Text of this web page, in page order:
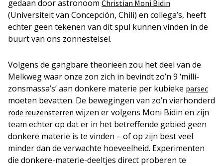
gedaan door astronoom Christian Moni Bidin
(Universiteit van Concepción, Chili) en collega’s, heeft
echter geen tekenen van dit spul kunnen vinden in de
buurt van ons zonnestelsel.
Volgens de gangbare theorieën zou het deel van de
Melkweg waar onze zon zich in bevindt zo’n 9 ‘milli-
zonsmassa’s’ aan donkere materie per kubieke parsec
moeten bevatten. De bewegingen van zo’n vierhonderd
rode reuzensterren wijzen er volgens Moni Bidin en zijn
team echter op dat er in het betreffende gebied geen
donkere materie is te vinden – of op zijn best veel
minder dan de verwachte hoeveelheid. Experimenten
die donkere-materie-deeltjes direct proberen te